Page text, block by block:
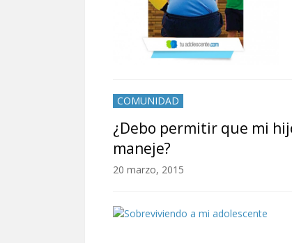
COMUNIDAD
¿Debo permitir que mi
maneje?
20 marzo, 2015